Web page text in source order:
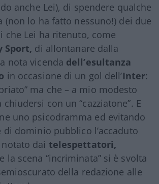
anche Lei), di spendere qualche
(non lo ha fatto nessuno!) dei due
che Lei ha ritenuto, come
Sport, di allontanare dalla
nota vicenda dell’esultanza
in occasione di un gol dell’Inter:
ma che – a mio modesto
con un “cazziatone”. E
uno psicodramma ed evitando
dominio pubblico l’accaduto
dai telespettatori,
la scena “incriminata” si è svolta
della redazione alle